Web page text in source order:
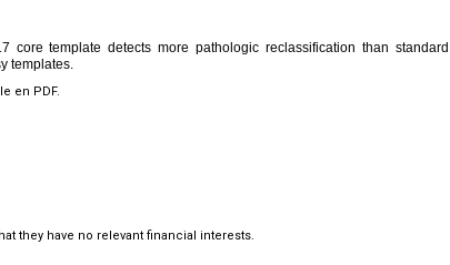
core template detects more pathologic reclassification than standard
templates.
en PDF.
they have no relevant financial interests.